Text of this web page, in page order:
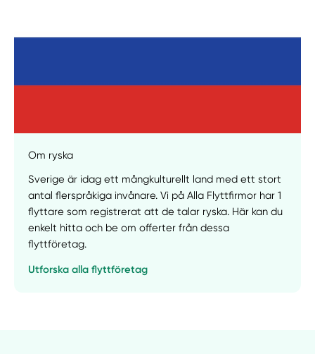
Manuellt Få hjälp
Om ryska
Sverige är idag ett mångkulturellt land med ett stort
antal flerspråkiga invånare. Vi på Alla Flyttfirmor har 1
flyttare som registrerat att de talar ryska. Här kan du
enkelt hitta och be om offerter från dessa
flyttföretag.
Utforska alla flyttföretag